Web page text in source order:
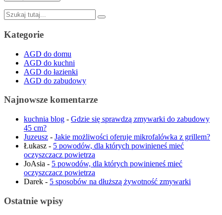
Szukaj:
Kategorie
AGD do domu
AGD do kuchni
AGD do łazienki
AGD do zabudowy
Najnowsze komentarze
kuchnia blog - Gdzie się sprawdzą zmywarki do zabudowy
45 cm?
Juzeusz - Jakie możliwości oferuje mikrofalówka z grillem?
Łukasz - 5 powodów, dla których powinieneś mieć
oczyszczacz powietrza
JoAsia - 5 powodów, dla których powinieneś mieć
oczyszczacz powietrza
Darek - 5 sposobów na dłuższą żywotność zmywarki
Ostatnie wpisy